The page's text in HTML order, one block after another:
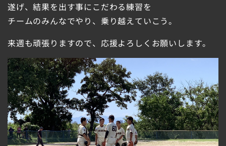
遂げ、結果を出す事にこだわる練習を
チームのみんなでやり、乗り越えていこう。
来週も頑張りますので、応援よろしくお願いします。